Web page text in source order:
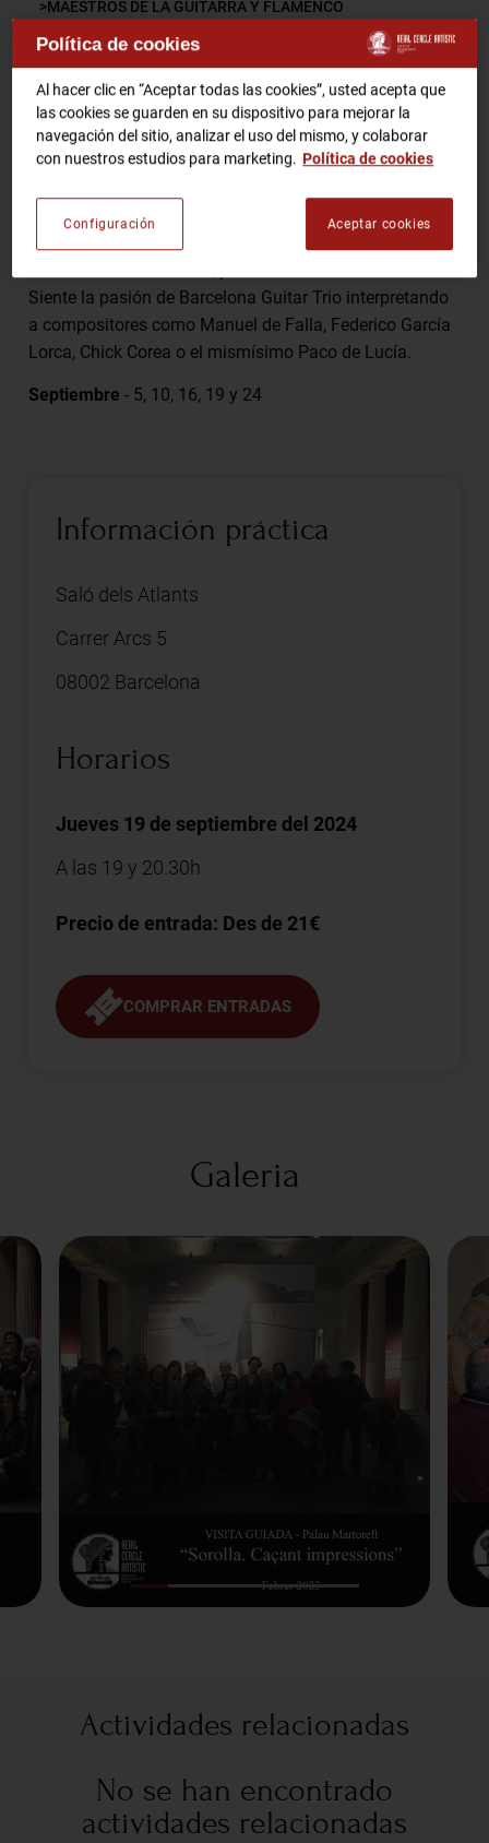
RCA TV
Gastronomic Experience 360º
Entradas Eventos
MAESTROS DE LA GUITARRA Y FLAMENCO
Comparte
tres guitarristas de gran prestigio internacional –
ofrecen un emocionante Homenaje a Paco de Lucía en
Siente la pasión de Barcelona Guitar Trio interpretando
a compositores como Manuel de Falla, Federico García
Lorca, Chick Corea o el mismísimo Paco de Lucía.
Septiembre - 5, 10, 16, 19 y 24
Información práctica
Saló dels Atlants
Carrer Arcs 5
08002 Barcelona
Horarios
Jueves 19 de septiembre del 2024
A las 19 y 20.30h
Precio de entrada: Des de 21€
COMPRAR ENTRADAS
Galeria
Actividades relacionadas
No se han encontrado
actividades relacionadas
Política de cookies
Al hacer clic en “Aceptar todas las cookies”, usted acepta que
las cookies se guarden en su dispositivo para mejorar la
navegación del sitio, analizar el uso del mismo, y colaborar
con nuestros estudios para marketing. Política de cookies
Aceptar cookies
Configuración